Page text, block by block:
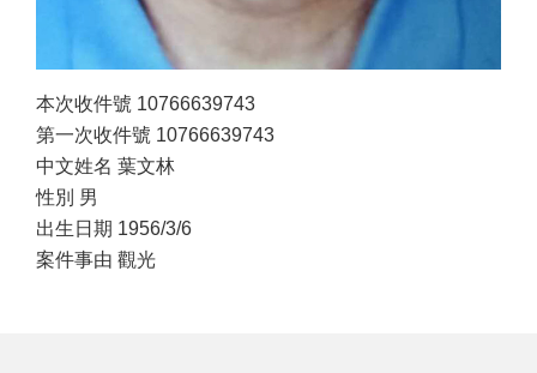
本次收件號 10766639743
第一次收件號 10766639743
中文姓名 葉文林
性別 男
出生日期 1956/3/6
案件事由 觀光